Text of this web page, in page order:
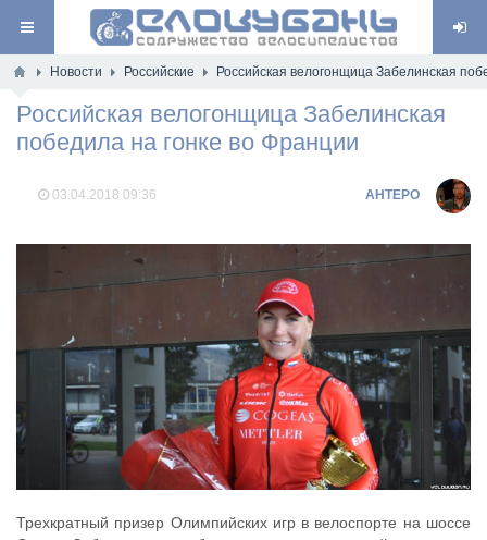
Новости Российские Российская велогонщица Забелинская
Российская велогонщица Забелинская
победила на гонке во Франции
03.04.2018 09:36 AHTEPO
Трехкратный призер Олимпийских игр в велоспорте на шоссе